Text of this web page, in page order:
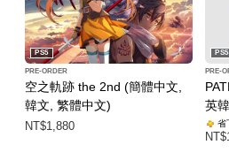
空之軌跡 the 2nd (簡體中文,
韓文, 繁體中文)
PS5
PRE-ORDER
NT$1,880
英
PS5
PRE-
省